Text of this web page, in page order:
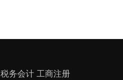
税务会计 工商注册